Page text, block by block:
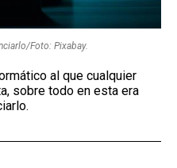
Foto: Pixabay.
al que cualquier
sobre todo en esta era